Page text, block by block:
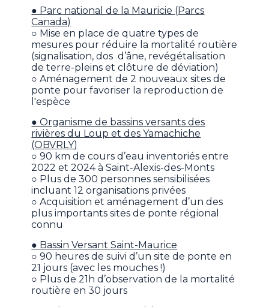
● Parc national de la Mauricie (Parcs
Canada)
○ Mise en place de quatre types de
mesures pour réduire la mortalité routière
(signalisation, dos d’âne, revégétalisation
de terre-pleins et clôture de déviation)
○ Aménagement de 2 nouveaux sites de
ponte pour favoriser la reproduction de
l'espèce
● Organisme de bassins versants des
rivières du Loup et des Yamachiche
(OBVRLY)
○ 90 km de cours d’eau inventoriés entre
2022 et 2024 à Saint-Alexis-des-Monts
○ Plus de 300 personnes sensibilisées
incluant 12 organisations privées
○ Acquisition et aménagement d’un des
plus importants sites de ponte régional
connu
● Bassin Versant Saint-Maurice
○ 90 heures de suivi d’un site de ponte en
21 jours (avec les mouches !)
○ Plus de 21h d’observation de la mortalité
routière en 30 jours